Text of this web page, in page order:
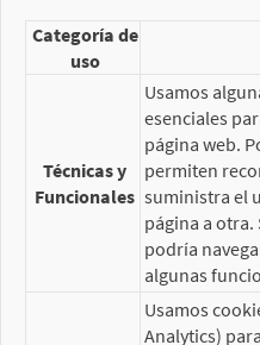
Categoría de
uso
Técnicas y
Funcionales
Usamos
esenciales
página web.
permiten
suministra el
página a otra.
podría
algunas
Usamos
Analytics)